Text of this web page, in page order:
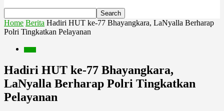
Home Berita Hadiri HUT ke-77 Bhayangkara, LaNyalla Berharap
Polri Tingkatkan Pelayanan
Hadiri HUT ke-77 Bhayangkara,
LaNyalla Berharap Polri Tingkatkan
Pelayanan